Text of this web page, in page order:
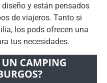
y están pensados
de viajeros. Tanto si
, los pods ofrecen una
tus necesidades.